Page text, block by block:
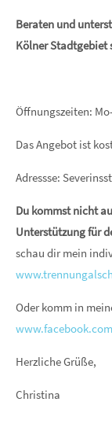
Beraten und
Kölner Stadtgebiet
Öffnungszeiten:
Das Angebot ist
Adressse:
Du kommst nicht
Unterstützung für
schau dir mein
Oder komm in
Herzliche Grüße,
Christina